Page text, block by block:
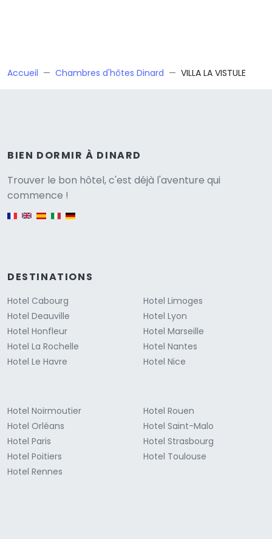
Accueil Chambres d'hôtes Dinard VILLA LA VISTULE
BIEN DORMIR À DINARD
Trouver le bon hôtel, c'est déjà l'aventure qui
commence !
English version
DESTINATIONS
Hotel Cabourg
Hotel Deauville
Hotel Honfleur
Hotel La Rochelle
Hotel Le Havre
Hotel Limoges
Hotel Lyon
Hotel Marseille
Hotel Nantes
Hotel Nice
Hotel Noirmoutier
Hotel Orléans
Hotel Paris
Hotel Poitiers
Hotel Rennes
Hotel Rouen
Hotel Saint-Malo
Hotel Strasbourg
Hotel Toulouse